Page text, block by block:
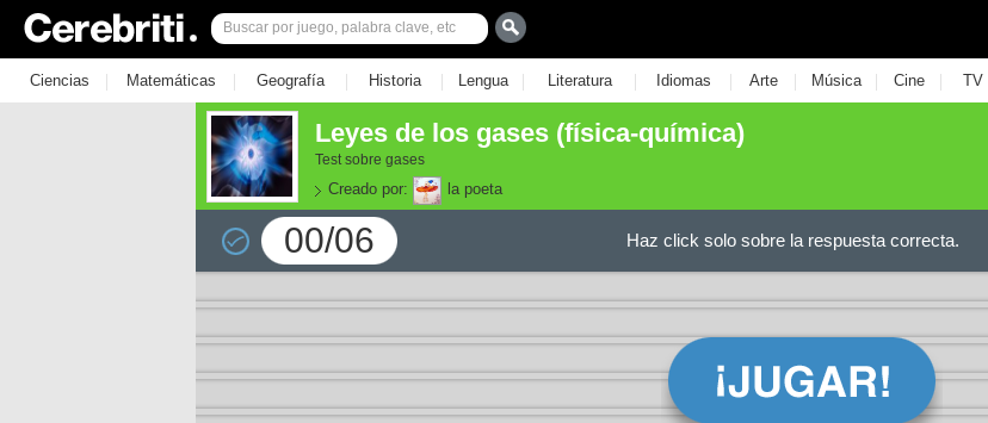
Ciencias | Matemáticas | Geografía | Historia | Lengua | Literatura | Idiomas | Arte | Música | Cine | TV
Leyes de los gases (física-química)
Test sobre gases
Creado por: la poeta
00/06 Haz click solo sobre la respuesta correcta.